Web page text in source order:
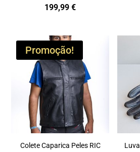
199,99€
Promoção!
Colete Caparica Peles RIC